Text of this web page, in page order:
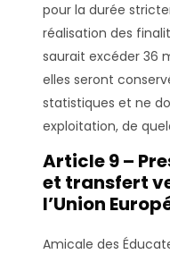
pour la durée
réalisation des
saurait excéder 36
elles seront
statistiques et ne
exploitation, de
Article 9 –
et transfert
l’Union
Amicale des